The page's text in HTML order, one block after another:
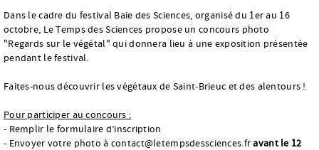
Dans le cadre du festival Baie des Sciences, organisé du 1er au 16
octobre, Le Temps des Sciences propose un concours photo
"Regards sur le végétal" qui donnera lieu à une exposition présentée
pendant le festival.
Faites-nous découvrir les végétaux de Saint-Brieuc et des alentours !
Pour participer au concours :
- Remplir le formulaire d’inscription
- Envoyer votre photo à contact@letempsdessciences.fravant le 12